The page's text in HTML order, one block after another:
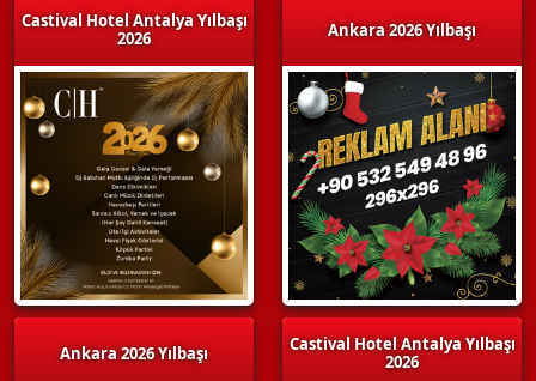
Castival Hotel Antalya Yılbaşı
2026
Ankara 2026 Yılbaşı
Ankara 2026 Yılbaşı
Castival Hotel Antalya Yılbaşı
2026